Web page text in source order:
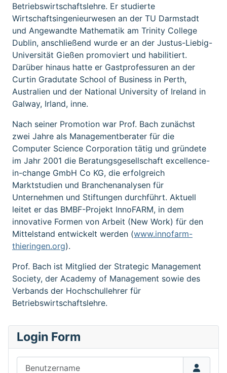
Betriebswirtschaftslehre. Er studierte
Wirtschaftsingenieurwesen an der TU Darmstadt
und Angewandte Mathematik am Trinity College
Dublin, anschließend wurde er an der Justus-Liebig-
Universität Gießen promoviert und habilitiert.
Darüber hinaus hatte er Gastprofessuren an der
Curtin Gradutate School of Business in Perth,
Australien und der National University of Ireland in
Galway, Irland, inne.
Nach seiner Promotion war Prof. Bach zunächst
zwei Jahre als Managementberater für die
Computer Science Corporation tätig und gründete
im Jahr 2001 die Beratungsgesellschaft excellence-
in-change GmbH Co KG, die erfolgreich
Marktstudien und Branchenanalysen für
Unternehmen und Stiftungen durchführt. Aktuell
leitet er das BMBF-Projekt InnoFARM, in dem
innovative Formen von Arbeit (New Work) für den
Mittelstand entwickelt werden (www.innofarm-
thieringen.org).
Prof. Bach ist Mitglied der Strategic Management
Society, der Academy of Management sowie des
Verbands der Hochschullehrer für
Betriebswirtschaftslehre.
Login Form